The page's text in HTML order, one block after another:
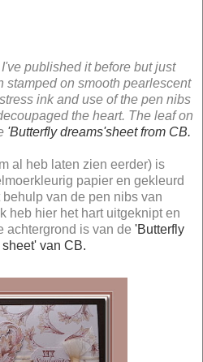
published it before but just
stamped on smooth pearlescent
ink and use of the pen nibs
the heart. The leaf on
'Butterfly dreams'sheet from CB.
al heb laten zien eerder) is
papier en gekleurd
van de pen nibs van
heb hier het hart uitgeknipt en
achtergrond is van de 'Butterfly
van CB.